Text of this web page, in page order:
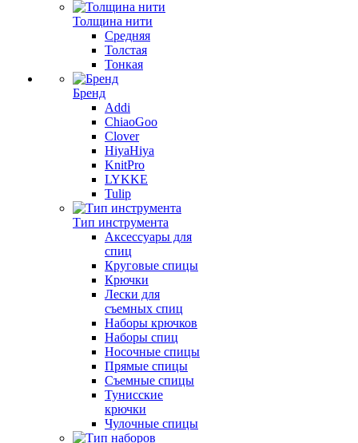
Толщина нити
Средняя
Толстая
Тонкая
Бренд
Addi
ChiaoGoo
Clover
HiyaHiya
KnitPro
LYKKE
Tulip
Тип инструмента
Аксессуары для
спиц
Круговые спицы
Крючки
Лески для
съемных спиц
Наборы крючков
Наборы спиц
Носочные спицы
Прямые спицы
Съемные спицы
Тунисские
крючки
Чулочные спицы